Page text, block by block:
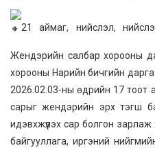
21 аймаг, нийслэл,
Жендэрийн салбар хорооны
хорооны Нарийн бичгийн
2026.02.03-ны өдрийн 17 тоот
сарыг жендэрийн эрх тэгш
идэвхжүүлэх сар болгон
байгууллага, иргэний